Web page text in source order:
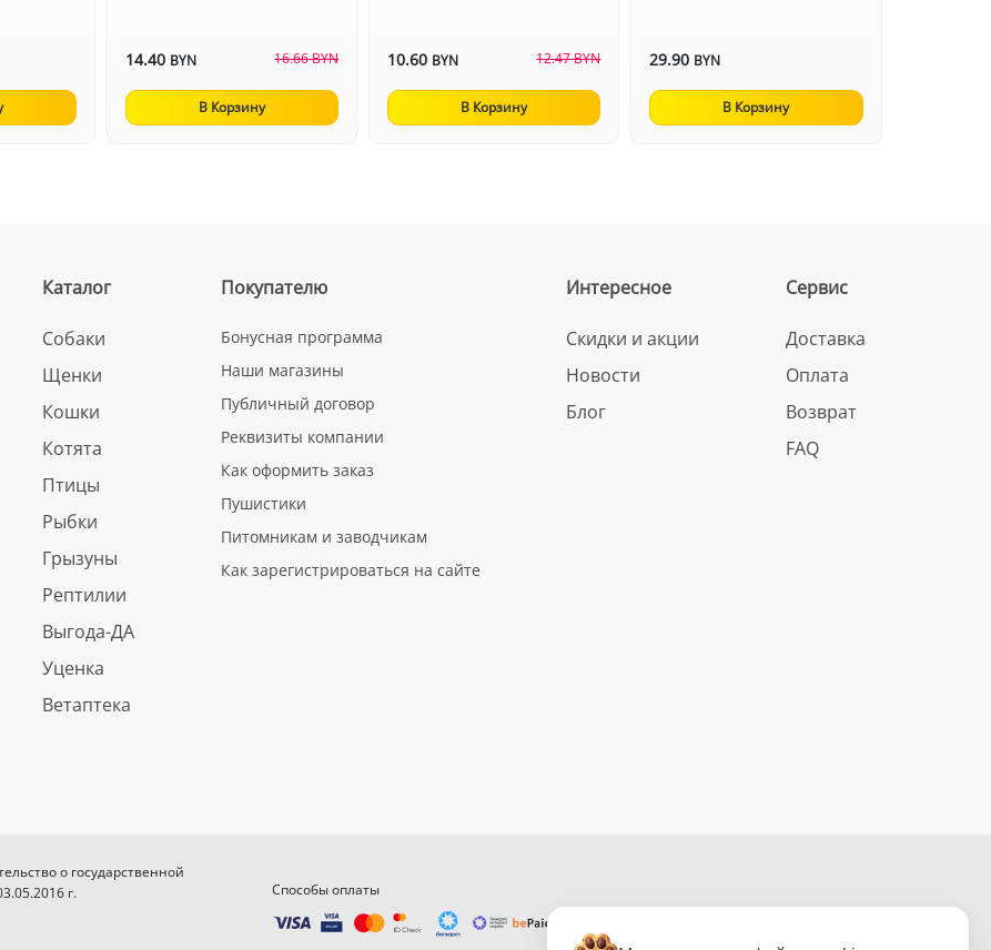
14.40 BYN 16.66 BYN
В Корзину
10.60 BYN 12.47 BYN
В Корзину
29.90 BYN
В Корзину
Каталог
Собаки
Щенки
Кошки
Котята
Птицы
Рыбки
Грызуны
Рептилии
Выгода-ДА
Уценка
Ветаптека
Покупателю
Бонусная программа
Наши магазины
Публичный договор
Реквизиты компании
Как оформить заказ
Пушистики
Питомникам и заводчикам
Как зарегистрироваться на сайте
Интересное
Скидки и акции
Новости
Блог
Сервис
Доставка
Оплата
Возврат
FAQ
о государственной
г.
Способы оплаты